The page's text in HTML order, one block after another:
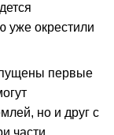
уже окрестили
первые
но и друг с
части